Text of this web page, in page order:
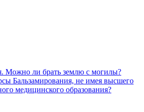
Можно ли брать землю с могилы?
Бальзамирования, не имея высшего
медицинского образования?